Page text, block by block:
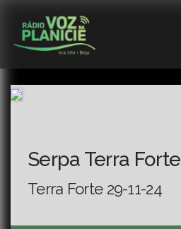
Serpa Terra Forte
Terra Forte 29-11-24